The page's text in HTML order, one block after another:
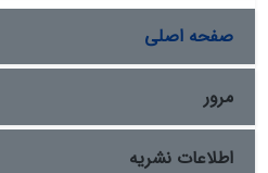
صفحه اصلی
مرور
اطلاعات نشریه